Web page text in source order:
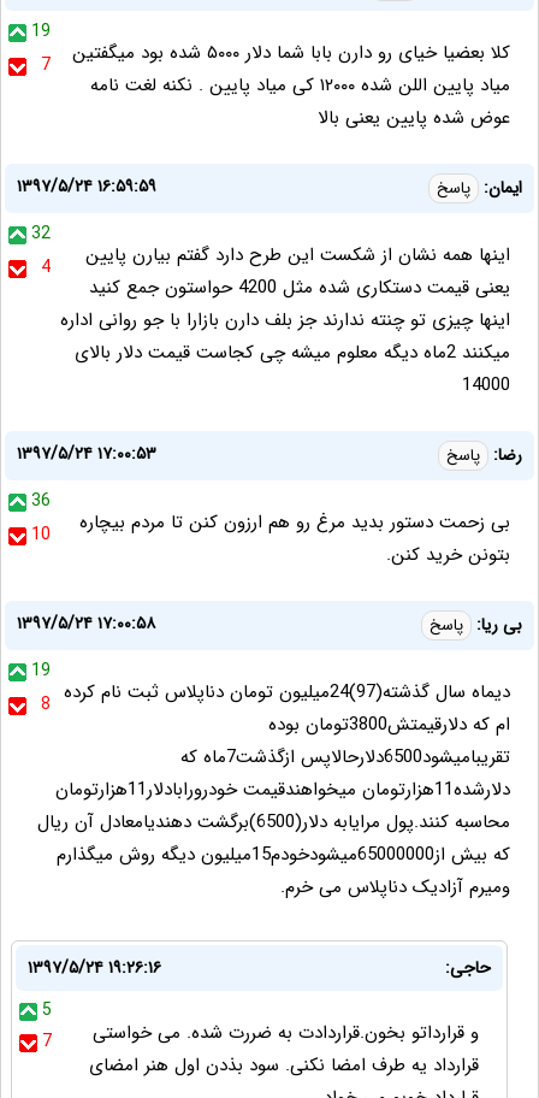
19
7
کلا بعضیا خیای رو دارن بابا شما دلار ۵۰۰۰ شده بود میگفتین
میاد پایین اللن شده ۱۲۰۰۰ کی میاد پایین . نکنه لغت نامه
عوض شده پایین یعنی بالا
ایمان: پاسخ
۱۳۹۷/۵/۲۴ ۱۶:۵۹:۵۹
32
4
اینها همه نشان از شکست این طرح دارد گفتم بیارن پایین
یعنی قیمت دستکاری شده مثل 4200 حواستون جمع کنید
اینها چیزی تو چنته ندارند جز بلف دارن بازارا با جو روانی اداره
میکنند 2ماه دیگه معلوم میشه چی کجاست قیمت دلار بالای
14000
رضا: پاسخ
۱۳۹۷/۵/۲۴ ۱۷:۰۰:۵۳
36
10
بى زحمت دستور بديد مرغ رو هم ارزون كنن تا مردم بيچاره
بتونن خريد كنن.
بی ریا: پاسخ
۱۳۹۷/۵/۲۴ ۱۷:۰۰:۵۸
19
8 دیماه سال گذشته(97)24میلیون تومان دناپلاس ثبت نام کرده
ام که دلارقیمتش3800تومان بوده
تقریبامیشود6500دلارحالاپس ازگذشت7ماه که
دلارشده11هزارتومان میخواهندقیمت خودرورابادلار11هزارتومان
محاسبه کنند.پول مرایابه دلار(6500)برگشت دهندیامعادل آن ریال
که بیش از65000000میشودخودم15میلیون دیگه روش میگذارم
ومیرم آزادیک دناپلاس می خرم.
حاجی:
۱۳۹۷/۵/۲۴ ۱۹:۲۶:۱۶
5
7
و قرارداتو بخون.قراردادت به ضررت شده. می خواستی
قرارداد یه طرف امضا نکنی. سود بذدن اول هنر امضای